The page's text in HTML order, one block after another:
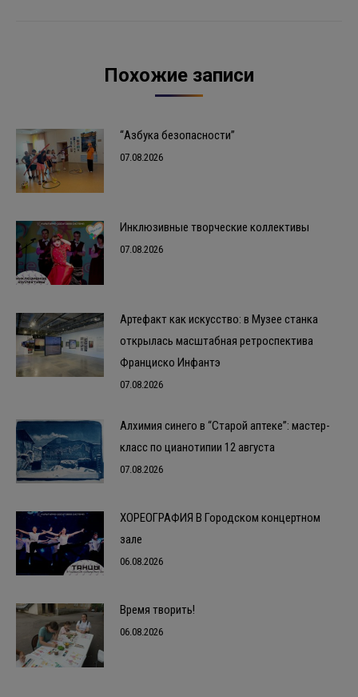
Похожие записи
“Азбука безопасности”
07.08.2026
Инклюзивные творческие коллективы
07.08.2026
Артефакт как искусство: в Музее станка
открылась масштабная ретроспектива
Франциско Инфантэ
07.08.2026
Алхимия синего в “Старой аптеке”: мастер-
класс по цианотипии 12 августа
07.08.2026
ХОРЕОГРАФИЯ В Городском концертном
зале
06.08.2026
Время творить!
06.08.2026